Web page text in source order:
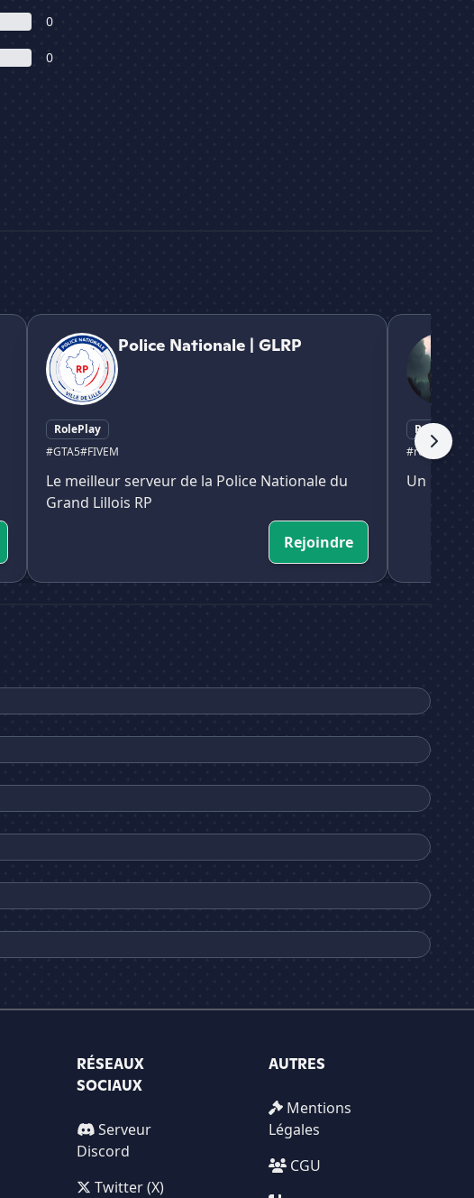
0
0
Police Nationale | GLRP
Police Nationale | GLRP
RolePlay
#GTA5#FIVEM
Le meilleur serveur de la Police Nationale du
Grand Lillois RP
Rejoindre
RolePlay
#roleplay
Un
RÉSEAUX
SOCIAUX
Serveur
Discord
Twitter (X)
AUTRES
Mentions
Légales
CGU